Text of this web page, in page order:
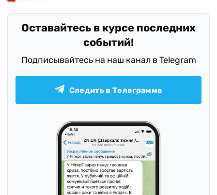
Оставайтесь в курсе последних
событий!
Подписывайтесь на наш канал в Telegram
Следить в Телеграмме